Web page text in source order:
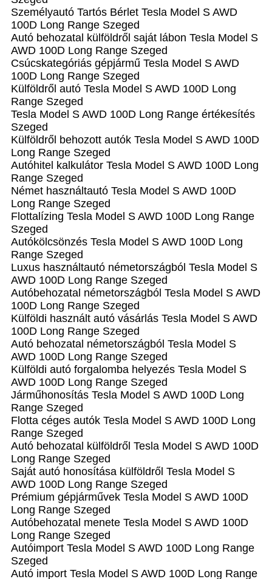
Személyautó Tartós Bérlet Tesla Model S AWD
100D Long Range Szeged
Autó behozatal külföldről saját lábon Tesla Model S
AWD 100D Long Range Szeged
Csúcskategóriás gépjármű Tesla Model S AWD
100D Long Range Szeged
Külföldről autó Tesla Model S AWD 100D Long
Range Szeged
Tesla Model S AWD 100D Long Range értékesítés
Szeged
Külföldről behozott autók Tesla Model S AWD 100D
Long Range Szeged
Autóhitel kalkulátor Tesla Model S AWD 100D Long
Range Szeged
Német használtautó Tesla Model S AWD 100D
Long Range Szeged
Flottalízing Tesla Model S AWD 100D Long Range
Szeged
Autókölcsönzés Tesla Model S AWD 100D Long
Range Szeged
Luxus használtautó németországból Tesla Model S
AWD 100D Long Range Szeged
Autóbehozatal németországból Tesla Model S AWD
100D Long Range Szeged
Külföldi használt autó vásárlás Tesla Model S AWD
100D Long Range Szeged
Autó behozatal németországból Tesla Model S
AWD 100D Long Range Szeged
Külföldi autó forgalomba helyezés Tesla Model S
AWD 100D Long Range Szeged
Járműhonosítás Tesla Model S AWD 100D Long
Range Szeged
Flotta céges autók Tesla Model S AWD 100D Long
Range Szeged
Autó behozatal külföldről Tesla Model S AWD 100D
Long Range Szeged
Saját autó honosítása külföldről Tesla Model S
AWD 100D Long Range Szeged
Prémium gépjárművek Tesla Model S AWD 100D
Long Range Szeged
Autóbehozatal menete Tesla Model S AWD 100D
Long Range Szeged
Autóimport Tesla Model S AWD 100D Long Range
Szeged
Autó import Tesla Model S AWD 100D Long Range